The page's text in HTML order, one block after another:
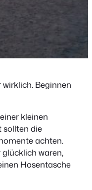
Beginnen
kleinen
sollten die
achten.
waren,
Hosentasche